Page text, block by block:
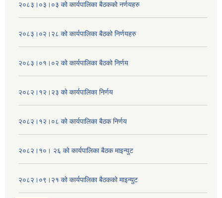
२०८३।०३।०३ को कार्यपालिका बैठकको नर्णयहरु
२०८३।०२।२८ को कार्यपालिका बैठको निर्णयहरु
२०८३।०१।०२ को कार्यपालिका बैठको निर्णय
२०८२।१२।२३ को कार्यपालिका निर्णय
२०८२।१२।०८ को कार्यपालिका बैठक निर्णय
२०८२।१०। २६ को कार्यपालिका बैठक माइन्युट
२०८२।०९।२१ को कार्यपालिका बैठकको माइन्युट